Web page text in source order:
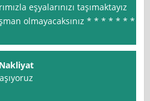
eşyalarınızı taşımaktayız
olmayacaksınız * * * * * * *